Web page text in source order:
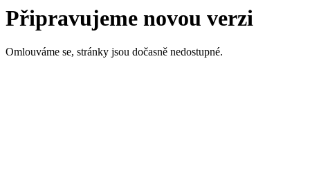
Připravujeme novou verzi
Omlouváme se, stránky jsou dočasně nedostupné.